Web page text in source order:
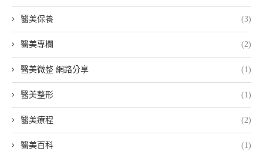
醫美保養 (3)
醫美專欄 (2)
醫美微整 網路分享 (1)
醫美整形 (1)
醫美療程 (2)
醫美百科 (1)